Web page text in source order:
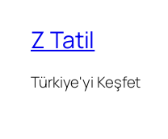
Z Tatil
Türkiye'yi Keşfet